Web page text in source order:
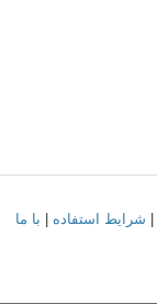
شرایط استفاده
با ما